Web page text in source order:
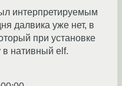
интерпретируемым
далвика уже нет, в
при установке
в нативный elf.